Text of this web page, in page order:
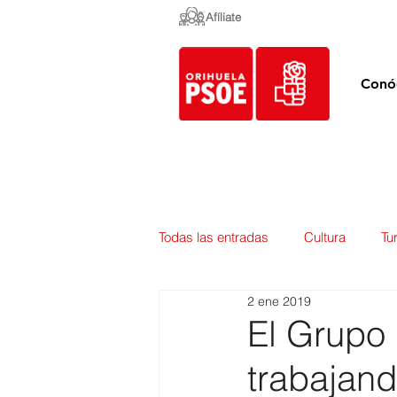
Afíliate
Todas las entradas Cultura
Empleo y Contratación
Urbanismo Mercados
El
2 ene 2019